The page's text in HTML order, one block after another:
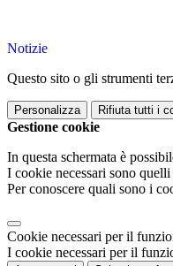
Notizie
Questo sito o gli strumenti
Personalizza Rifiuta tutti i
Gestione cookie
In questa schermata è
I cookie necessari sono
Per conoscere quali sono i
Cookie necessari per il
I cookie necessari per il